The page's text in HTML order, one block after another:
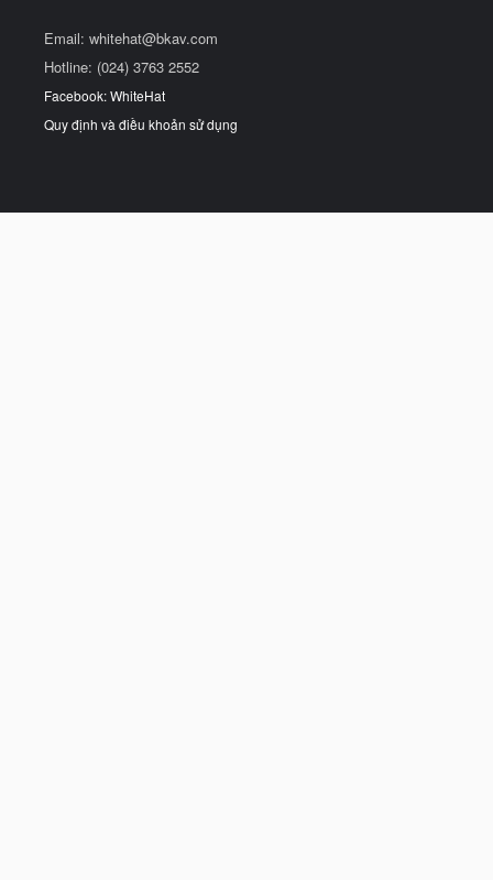
Email: whitehat@bkav.com
Hotline: (024) 3763 2552
Facebook: WhiteHat
Quy định và điều khoản sử dụng